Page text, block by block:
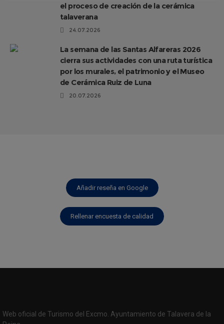
el proceso de creación de la cerámica
talaverana
24.07.2026
La semana de las Santas Alfareras 2026
cierra sus actividades con una ruta turística
por los murales, el patrimonio y el Museo
de Cerámica Ruiz de Luna
20.07.2026
Añadir reseña en Google
Rellenar encuesta de calidad
Web oficial de Turismo del Excmo. Ayuntamiento de Talavera de la